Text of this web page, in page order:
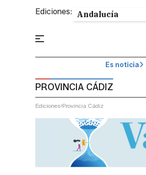
Ediciones:
Es noticia
PROVINCIA CÁDIZ
Ediciones Provincia Cádiz